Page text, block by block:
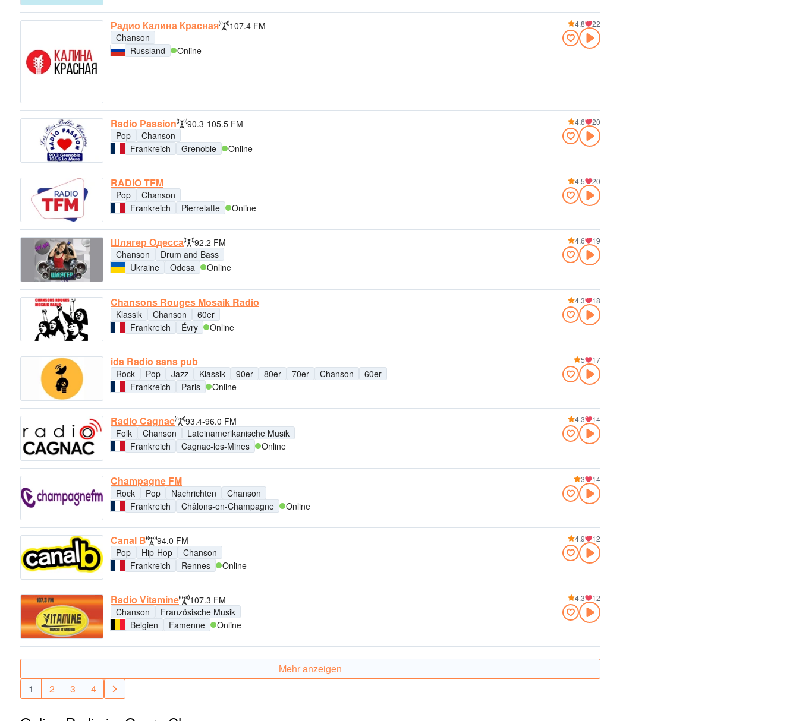
Радио Калина Красная
107.4 FM
Chanson
Russland
Online
4.8 22
Radio Passion
90.3-105.5 FM
Pop
Chanson
Frankreich
Grenoble Online
4.6 20
RADIO TFM
Pop
Chanson
Frankreich
Pierrelatte Online
4.5 20
Шлягер Одесса
92.2 FM
Chanson
Drum and Bass
Ukraine
Odesa Online
4.6 19
Chansons Rouges Mosaik Radio
Klassik Chanson
60er
Frankreich
Évry Online
4.3 18
ida Radio sans pub
Rock Pop Jazz Klassik 90er 80er 70er Chanson
60er
Frankreich
Paris Online
5 17
Radio Cagnac
93.4-96.0 FM
Folk
Chanson
Lateinamerikanische Musik
Frankreich
Cagnac-les-Mines Online
4.3 14
Champagne FM
Rock Pop Nachrichten
Chanson
Frankreich
Châlons-en-Champagne Online
3 14
Canal B
94.0 FM
Pop
Hip-Hop
Chanson
Frankreich
Rennes Online
4.9 12
Radio Vitamine
107.3 FM
Chanson
Französische Musik
Belgien
Famenne Online
4.3 12
Mehr anzeigen
1
2 3 4